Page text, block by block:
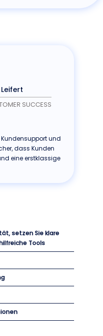
Leifert
SUCCESS
und
dass Kunden
eine erstklassige
setzen Sie klare
Tools